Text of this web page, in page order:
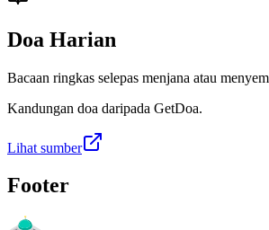
Doa Harian
Bacaan ringkas selepas menjana atau
Kandungan doa daripada GetDoa.
Lihat sumber
Footer